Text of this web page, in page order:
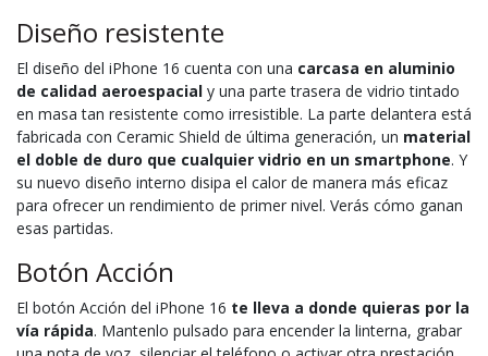
Diseño resistente
El diseño del iPhone 16 cuenta con una carcasa en aluminio
de calidad aeroespacial y una parte trasera de vidrio tintado
en masa tan resistente como irresistible. La parte delantera está
fabricada con Ceramic Shield de última generación, un material
el doble de duro que cualquier vidrio en un smartphone. Y
su nuevo diseño interno disipa el calor de manera más eficaz
para ofrecer un rendimiento de primer nivel. Verás cómo ganan
esas partidas.
Botón Acción
El botón Acción del iPhone 16 te lleva a donde quieras por la
vía rápida. Mantenlo pulsado para encender la linterna, grabar